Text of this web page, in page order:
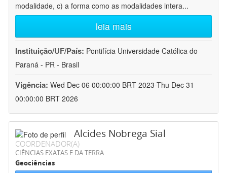
modalidade, c) a forma como as modalidades intera...
leia mais
Instituição/UF/País: Pontifícia Universidade Católica do
Paraná - PR - Brasil
Vigência: Wed Dec 06 00:00:00 BRT 2023-Thu Dec 31
00:00:00 BRT 2026
Alcides Nobrega Sial
COORDENADOR(A)
CIÊNCIAS EXATAS E DA TERRA
Geociências